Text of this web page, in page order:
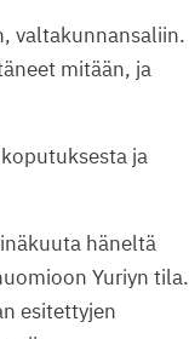
valtakunnansaliin.
mitään, ja
ja
häneltä
Yuriyn tila.
esitettyjen